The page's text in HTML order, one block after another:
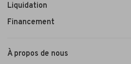
Liquidation
Financement
À propos de nous